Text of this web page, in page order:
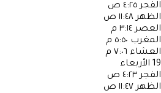
الفجر ٤:٢٥ ص
الظهر ١١:٤٨ ص
العصر ٣:١٤ م
المغرب ٥:٥٠ م
العشاء ٧:٠٦ م
19 الأربعاء
الفجر ٤:٢٣ ص
الظهر ١١:٤٧ ص